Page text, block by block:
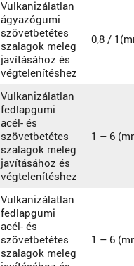
Vulkanizálatlan
ágyazógumi
szövetbetétes
szalagok meleg
javításához és
végtelenítéshez
0,8 /
Vulkanizálatlan
fedlapgumi
acél- és
szövetbetétes
szalagok meleg
javításához és
végtelenítéshez
1 – 6
Vulkanizálatlan
fedlapgumi
acél- és
szövetbetétes
szalagok meleg
1 – 6